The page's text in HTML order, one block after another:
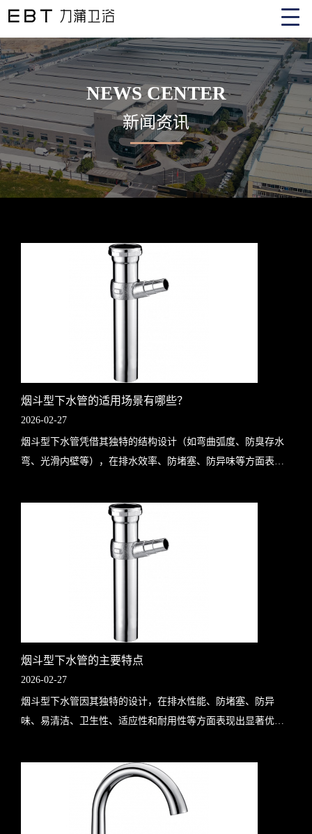
NEWS CENTER
新闻资讯
烟斗型下水管的适用场景有哪些？
2026-02-27
烟斗型下水管凭借其独特的结构设计（如弯曲弧度、防臭存水
弯、光滑内壁等），在排水效率、防堵塞、防异味等方面表现
场景。以下是其典型适用场景及具..
烟斗型下水管的主要特点
2026-02-27
烟斗型下水管因其独特的设计，在排水性能、防堵塞、防异
味、易清洁、卫生性、适应性和耐用性等方面表现出显著优
类似于烟斗，这种设计不仅赋予了它一..